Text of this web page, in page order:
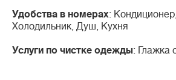
Удобства в номерах:
Холодильник, Душ, Кухня
Услуги по чистке одежды: Глажка